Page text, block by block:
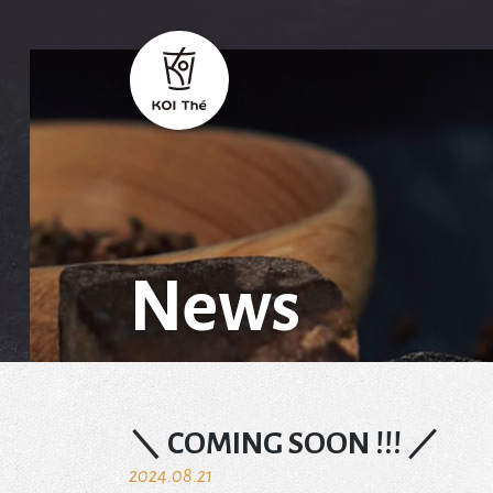
News
＼ COMING SOON !!! ／
2024.08.21